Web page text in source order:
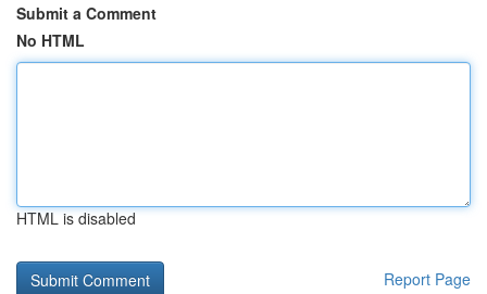
Submit a Comment
No HTML
HTML is disabled
Report Page